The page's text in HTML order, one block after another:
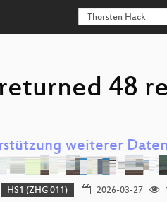
48
weiterer
HS1 (ZHG 011) 2026-03-27